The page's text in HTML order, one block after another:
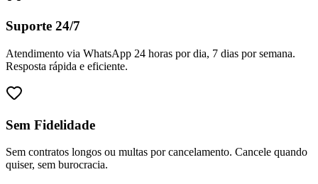
Suporte 24/7
Atendimento via WhatsApp 24 horas por dia, 7 dias por semana.
Resposta rápida e eficiente.
Sem Fidelidade
Sem contratos longos ou multas por cancelamento. Cancele quando
quiser, sem burocracia.